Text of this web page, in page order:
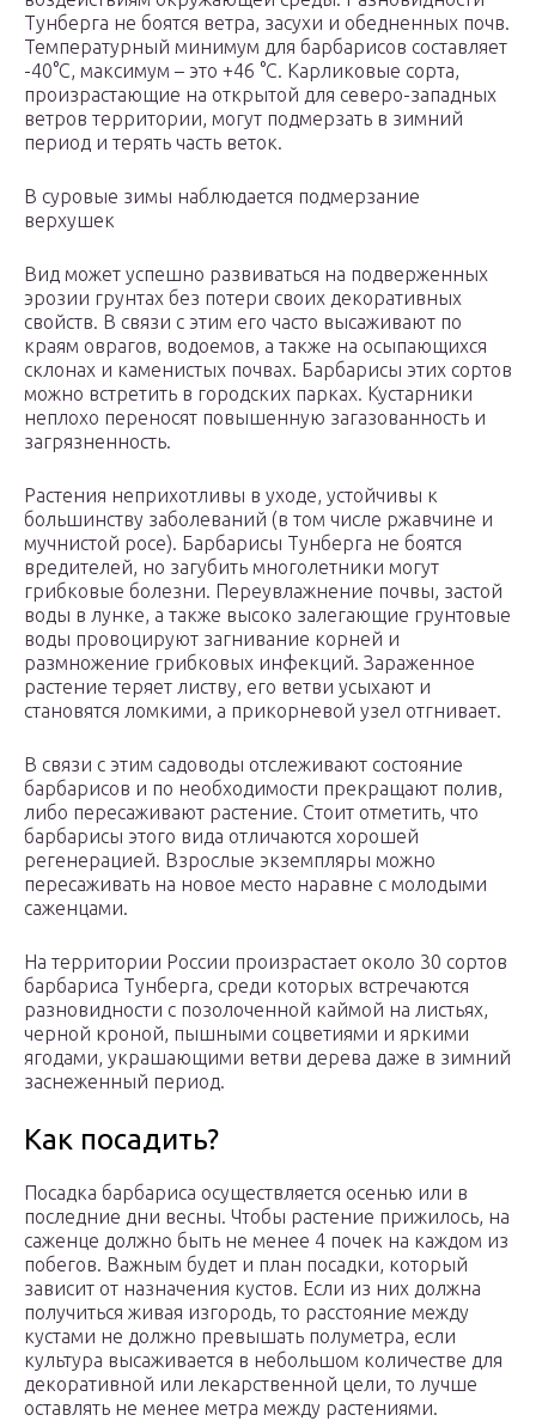
Тунберга не боятся ветра, засухи и обедненных почв.
Температурный минимум для барбарисов составляет
-40°C, максимум – это +46 °C. Карликовые сорта,
произрастающие на открытой для северо-западных
ветров территории, могут подмерзать в зимний
период и терять часть веток.
В суровые зимы наблюдается подмерзание
верхушек
Вид может успешно развиваться на подверженных
эрозии грунтах без потери своих декоративных
свойств. В связи с этим его часто высаживают по
краям оврагов, водоемов, а также на осыпающихся
склонах и каменистых почвах. Барбарисы этих сортов
можно встретить в городских парках. Кустарники
неплохо переносят повышенную загазованность и
загрязненность.
Растения неприхотливы в уходе, устойчивы к
большинству заболеваний (в том числе ржавчине и
мучнистой росе). Барбарисы Тунберга не боятся
вредителей, но загубить многолетники могут
грибковые болезни. Переувлажнение почвы, застой
воды в лунке, а также высоко залегающие грунтовые
воды провоцируют загнивание корней и
размножение грибковых инфекций. Зараженное
растение теряет листву, его ветви усыхают и
становятся ломкими, а прикорневой узел отгнивает.
В связи с этим садоводы отслеживают состояние
барбарисов и по необходимости прекращают полив,
либо пересаживают растение. Стоит отметить, что
барбарисы этого вида отличаются хорошей
регенерацией. Взрослые экземпляры можно
пересаживать на новое место наравне с молодыми
саженцами.
На территории России произрастает около 30 сортов
барбариса Тунберга, среди которых встречаются
разновидности с позолоченной каймой на листьях,
черной кроной, пышными соцветиями и яркими
ягодами, украшающими ветви дерева даже в зимний
заснеженный период.
Как посадить?
Посадка барбариса осуществляется осенью или в
последние дни весны. Чтобы растение прижилось, на
саженце должно быть не менее 4 почек на каждом из
побегов. Важным будет и план посадки, который
зависит от назначения кустов. Если из них должна
получиться живая изгородь, то расстояние между
кустами не должно превышать полуметра, если
культура высаживается в небольшом количестве для
декоративной или лекарственной цели, то лучше
оставлять не менее метра между растениями.